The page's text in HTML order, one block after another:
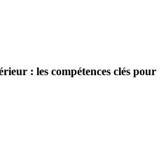
: les compétences clés pour